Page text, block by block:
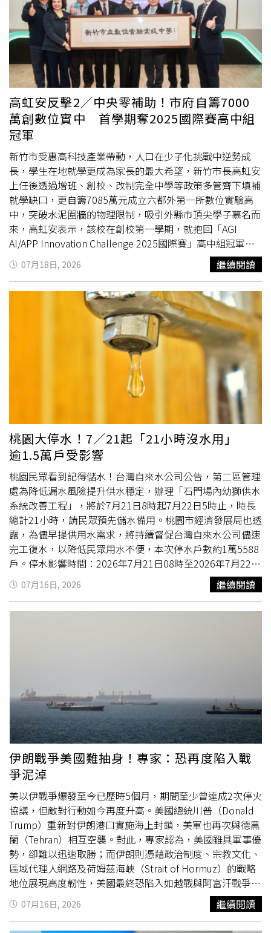
10小時，管線末端預計晚間7時恢復供水，若遇雨則順延。
【嘉義縣】嘉義縣共有3處停水。民雄鄉光明街周邊因汰換
管線工程，今日上午8時至晚間6時停水10小時；平和村雙
援、西昌村竹子腳及菁埔村因增設消防栓，今日上午8時至
中午12時停水4小時；中埔鄉社口村因辦理汰換管線工程，
今日上午8時30分至下午5時停水8.5小時。【台南市】台南
市共有3處停水。永康區大橋五街、大橋三街及周邊巷弄因
污水下水道改遷工程，今日上午9時至下午5時停水8小時；
玉井區中華路、信義街及和平街因汰換管線工程，今日上午
8時至下午5時停水9小時；善化區民族路及民權路因汰換管
線工程，今日上午9時至晚間6時停水9小時。【高雄市】高
雄市共有2處停水。三民區中原街、中和街、中庸街、中都
街及台安街，因辦理中都汰換管線工程，今日上午9時至下
午5時停水8小時；旗山區中山南街、延平一路688巷、旗新
街及泰安街，因辦理汰換管線工程，今日上午8時至下午5時
停水9小時。【花蓮縣】花蓮縣玉里鎮花東縱谷公路，因三
笠橋附近疑似管線漏水查修，今日上午8時至下午5時停水9
水，對公股背後的納稅人、股東來說，亦非負責任的作法。
也因財政部的曖昧態度，讓市場傳言開始滿天飛。流傳最廣
的說法是，公股會這屆董事任期、2029年前完成整併，因
若拖過這三年，下屆的內外環境變化更難掌握。值得警惕的
是，此說法一來非財政部的公開承諾，二來亦隱含著拖字訣
的成分，尤其相對於爭取經營權時的用心程度，難以想像對
於一件耗費龐大資金資源的案件，前後表現的態度差別居然
如此之大。國票金董事改選前夕，立法院財委會對於財政部
的態度相當關切，尤其，是否進一步推動公股整併的大方
向。當時財政部次長阮
劃」；財政部長莊翠雲稍後被詢及同樣的問題時，只拋下一
句「先穩定經營權」，包括擴大規模或互補性等考量，都留
待「下一階段」處理。因官方態度曖昧不明，所謂的「三年
整併說」已淪為推託之詞，外界主動協助盤點的最適合併對
象，被點名的公股金融機構也選擇迴避，過去以來，由公股
發動的整併行動常淪為「只聞樓梯響、不見人下來」的老劇
本，如今看來恐將再度上演。兆豐金是市場認為與國票金互
補性最高的金控，理由是，旗下票券業務可與國票金原本業
結合，董事長張兆順又出身兆豐金，熟稔兩家的企業文化，
但從股東會到法人說明會，公司持續重申「審慎開放」三大
原則，強調「不會為併而併」、「不希望併到爛蘋果」、
「不會併一個股權複雜的公司」，否決併購國票金的可能。
同樣被點名的還有第一金，在5月間市場出現風聲時，公司
立刻發出三點聲明，澄清「目前無此規劃」；6月股東會上
的說法，也止於「所有對象都可評估，但不見得是國票
金」，態度曖昧；因缺少金控執照被視為整併可能對象的彰
銀，對此回應也表達「首重內部自我成長」的立場，是否參
與整併要等「未來有機會再來評估」。換言之，三家最有機
會的候選者，沒有一家願意主動出手。從公股金融機構的立
場來看，確實會擔心併購影響到原本的經營體質，何況財政
部未下達明確的指示。但此一攸關公股金融整合的決策並非
兒戲，態度反覆、虎頭蛇尾、冷淡處理的代價將不只是面子
問題。需要注意的是，一、以第一金股價因傳聞而重挫可
知，放任含糊不清的訊息流竄，只會讓市場緊張、無所適
從，也讓公股持續消耗社會的信任。二、台灣長期存在金融
機構偏多的現象，規模不成氣候導致缺乏競爭力，對此，民
營業者持續透過整併來提升戰力，以資產規模而言，國內前
四大上市金控全是民營，唯一擠進前五名的公股合庫金，總
資產僅國泰金的三分之一，遑論玉山金併購三商壽後，資產
規模躍升，前五大已看不到到公股的身影。三、對公股金融
機構而言，要不要整併已非選擇題，而是攸關穩住市場地
位、提升競爭實力的必然方向。若持續停留在「審慎開放」
高虹安反擊2／中央零補助！市府自籌7000
萬創數位實中 首學期奪2025國際賽高中組
冠軍
新竹市受惠高科技產業帶動，人口在少子化挑戰中逆勢成
長，學生在地就學更成為家長的最大希望，新竹市長高虹安
上任後透過增班、創校、改制完全中學等政策多管齊下填補
就學缺口，更自籌7085萬元成立六都外第一所數位實驗高
中，突破水泥圍牆的物理限制，吸引外縣市頂尖學子慕名而
來，高虹安表示，該校在創校第一學期，就抱回「AGI
AI/APP Innovation Challenge 2025國際賽」高中組冠軍，
她則難掩驕傲，大讚「學生們真的很棒」。新竹數位實驗高
中除必修課程外，還包括與台積電慈善基金會合辦「移地任
務」，學生需要到特定地點進行服務學習，培養學生多元能
力。（圖／新竹市府提供）高虹安表示，她上任後便開始籌
備新竹市數位實驗中學，但申請國教署補助遙遙無期，在中
央零補助下全額市府自籌7085萬元經費，除校舍、校地
外，還包括尋找合適的校長老師，緊鑼密鼓地準備讓該校在
其任內能順利成立，而數位實中打破物理和空間限制，以線
上課程和軟體輔助，讓學生們的學習方式更加多元。高虹安
表示，數位實中仍保有國英數等必修課程，但增加了多種極
具特色的選修和線上課程，包括陽明交大、
大學等頂尖
學府，以及新竹科學園區和空軍二聯隊都與數位實中合作，
開創半導體、高科技和航空航天等學程，培養學生的科技
力、國際力與人文力等多元能力。數位實中也讓學習不受時
空限制，可延伸至校外實體場域及線上虛擬環境，高虹安
說，實中的課程還包括與台積電慈善基金會合辦「移地任
務」，學生需要到特定地點進行服務學習，並可參加與美
國、加拿大高中合作實行雙聯學制，課程能在線上同步進
行，內容相對完整，修畢課程後還能得到該校證明，如今暑
假共有10位學生正在美、加體驗課程。新竹數位實驗高中開
創首學期就斬獲大獎，學生邱婕玲與郭蓁在「AGI AI/APP
Innovation Challenge 2025國際賽」，括奪下國際高中組冠
軍，市長高虹安接見時也大讚「你們好棒」。（圖／翻攝高
虹安臉書）高虹安透露，數位實中更規劃了豐富的國際參訪
機會，包含前往Google新加坡總部考察，以及新加坡南洋
異的學生，當中就包括奪下國際高中組冠軍的數位實驗高中
學生邱婕玲與郭蓁，讓她忍不住大讚「你們好棒」。高虹安
強調，面對未來科技趨勢發展，AI、大數據、無人機、高科
技產業和太空科技將成為關鍵領域，而新竹市作為全球半導
體重鎮，必須提前培育專業人才，數位實驗高中不僅在課程
架構上具體擘劃，目前更與優質大學或企業持續深化合作，
讓學生從學習階段就與業界接軌，以打造世界級的人才。
07月18日, 2026 繼續閱讀
桃園大停水！7／21起「21小時沒水用」
逾1.5萬戶受影響
桃園民眾看到記得儲水！台灣自來水公司公告，第二區管理
處為降低漏水風險提升供水穩定，辦理「石門場內幼獅供水
系統改善工程」，將於7月21日8時起7月22日5時止，時長
總計21小時，請民眾預先儲水備用。桃園市經濟發展局也透
露，為儘早提供用水需求，將持續督促台灣自來水公司儘速
完工復水，以降低民眾用水不便，本次停水戶數約1萬5588
戶。停水影響時間：2026年7月21日08時至2026年7月22日
05時，總計21小時。停水原因：既有出水管線改接供水幹
管（∮600mm），可有效降低管中壓力減少破管發生。停
水地區：楊梅區上田里、仁美里、員本里、大同里、新榮
於停水前6小時完成儲水，避免集中於開始停水前大量儲
水，造成管線末端用戶無水可用。在停水期間，民眾請慎防
火源，並請關閉抽水機電源，以免損壞；另外，建築物自來
水進水口低於地面之用戶，請將總表前制水閥栓關閉，避免
發生虹吸污染。台灣自來水公司表示，將盡量縮小停水範圍
及時間，造成不便，敬請見諒；屆時作業完成後，即恢復供
水，管線末段即高地區域，可能會有較延遲復水現象，也請
諒察。
07月16日, 2026 繼續閱讀
伊朗戰爭美國難抽身！專家：恐再度陷入戰
爭泥淖
美以伊戰爭爆發至今已歷時5個月，期間至少曾達成2次停火
協議，但敵對行動如今再度升高。美國總統川普（Donald
Trump）重新對伊朗港口實施海上封鎖，美軍也再次與德黑
蘭（Tehran）相互空襲。對此，專家認為，美國雖具軍事優
勢，卻難以迅速取勝；而伊朗則憑藉政治制度、宗教文化、
區域代理人網路及荷姆茲海峽（Strait of Hormuz）的戰略
地位展現高度韌性，美國最終恐陷入如越戰與阿富汗戰爭般
的泥淖。據《南華早報》報導，這波重新升高的衝突正同時
考驗德黑蘭的韌性，以及華府是否願意承擔長期戰爭的代
07月16日, 2026 繼續閱讀